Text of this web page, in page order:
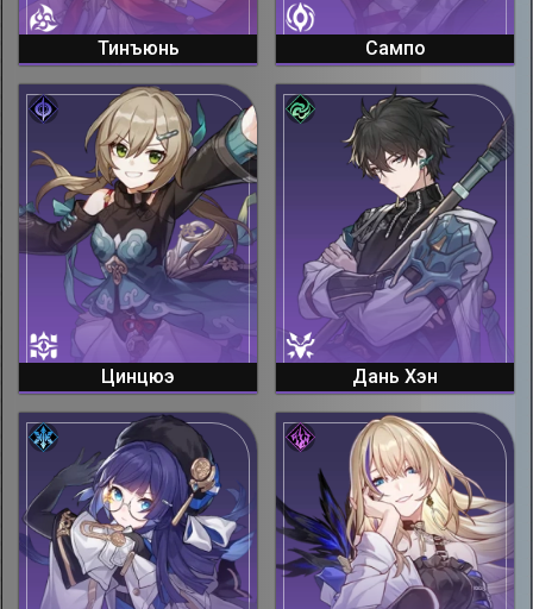
Тинъюнь Сампо
Цинцюэ Дань Хэн